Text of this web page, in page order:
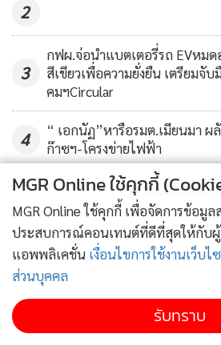
2
3
กฟผ.จ่อนำแบตเตอรี่รถ EVหมด
สีเขียวเพื่อความยั่งยืน เตรียมจั
คมฯCircular
4
“ เอกนัฏ”หารือรมต.เมียนมา
ก๊าซฯ-โครงข่ายไฟฟ้า
ข่าวอื่นในหม
MGR Online ใช้คุกกี้
MGR Online ใช้คุกกี้ เพื่อจัดการข้อมู
ประสบการณ์คอนเทนต์ที่ดีที่สุดให้กับ
แอพพลิเคชั่น เงื่อนไขการใช้งานเว็บไ
ส่วนบุคคล
รับทราบ